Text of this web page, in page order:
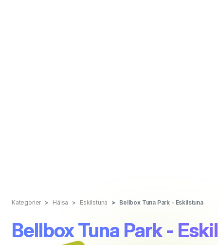
Kategorier Hälsa Eskilstuna Bellbox Tuna Park - Eskilstuna
Bellbox Tuna Park -